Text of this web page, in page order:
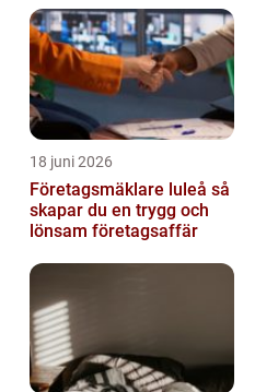
18 juni 2026
Företagsmäklare luleå så
skapar du en trygg och
lönsam företagsaffär